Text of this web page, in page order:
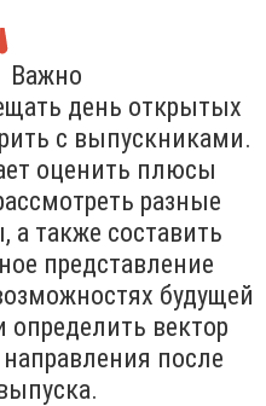
Важно
день открытых
с выпускниками.
оценить плюсы
разные
а также составить
представление
будущей
определить вектор
направления после